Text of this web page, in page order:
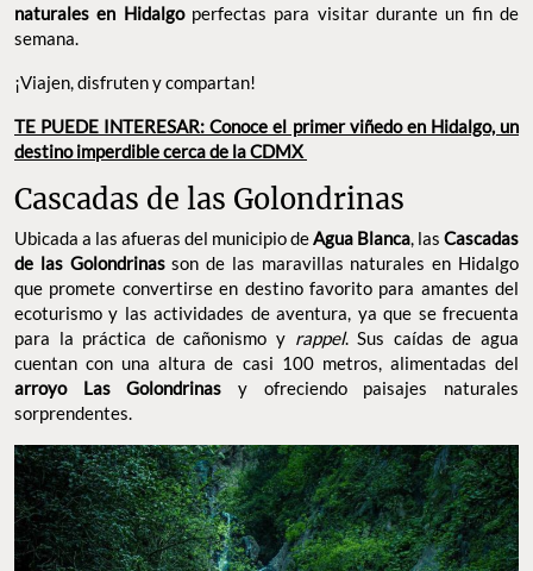
naturales en Hidalgoperfectas para visitar durante un fin de
semana.
¡Viajen, disfruten y compartan!
TE PUEDE INTERESAR: Conoce el primer viñedo en Hidalgo, un
destino imperdible cerca de la CDMX
Cascadas de las Golondrinas
Ubicada a las afueras del municipio deAgua Blanca, las Cascadas
de las Golondrinasson de las maravillas naturales en Hidalgo
que promete convertirse en destino favorito para amantes del
ecoturismo y las actividades de aventura, ya que se frecuenta
para la práctica de cañonismo y rappel. Sus caídas de agua
cuentan con una altura de casi 100 metros, alimentadas del
arroyo Las Golondrinas y ofreciendo paisajes naturales
sorprendentes.